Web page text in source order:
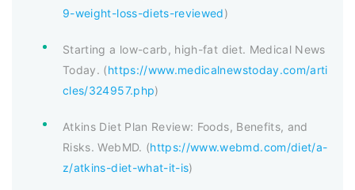
9-weight-loss-diets-reviewed)
Starting a low-carb, high-fat diet. Medical News
Today. (https://www.medicalnewstoday.com/arti
cles/324957.php)
Atkins Diet Plan Review: Foods, Benefits, and
Risks. WebMD. (https://www.webmd.com/diet/a-
z/atkins-diet-what-it-is)